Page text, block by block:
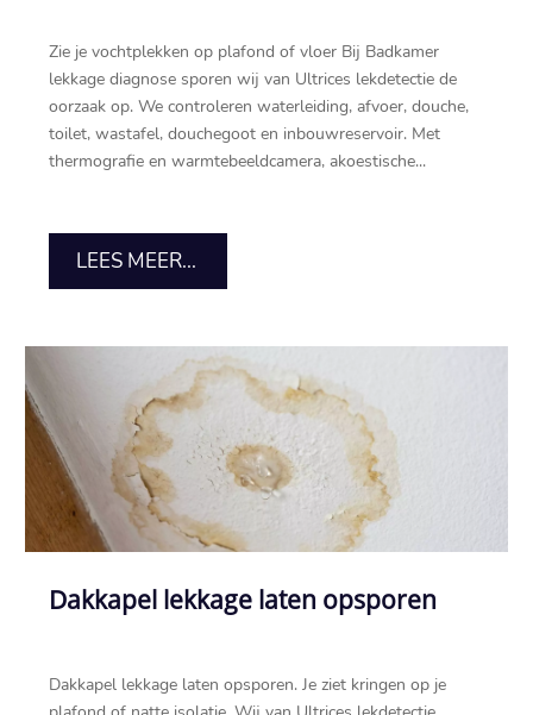
Zie je vochtplekken op plafond of vloer Bij Badkamer
lekkage diagnose sporen wij van Ultrices lekdetectie de
oorzaak op.​ We controleren waterleiding, afvoer, douche,
toilet, wastafel, douchegoot en inbouwreservoir.​ Met
thermografie en warmtebeeldcamera, akoestische...
LEES MEER...
Dakkapel lekkage laten opsporen
Dakkapel lekkage laten opsporen.​ Je ziet kringen op je